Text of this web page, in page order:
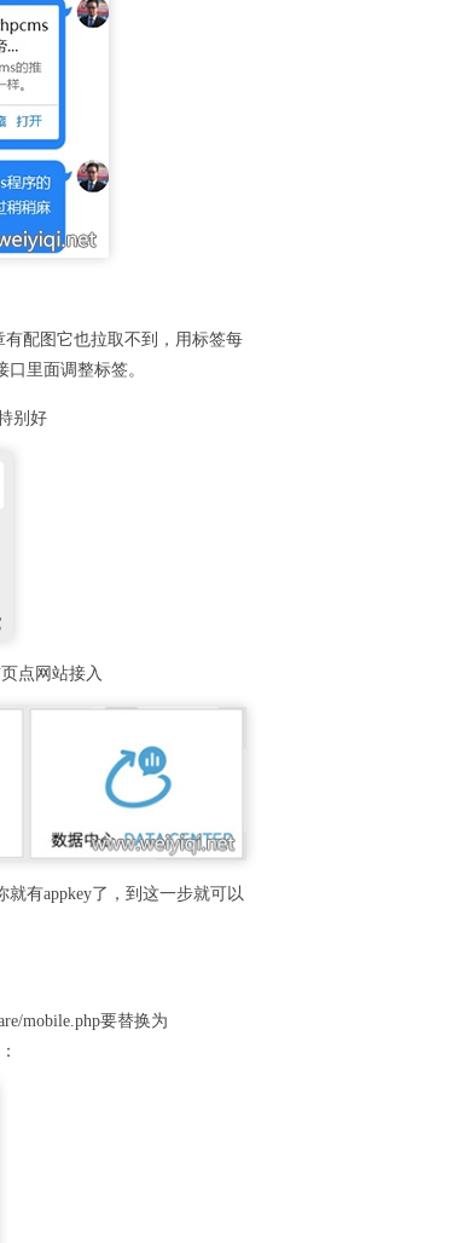
配图它也拉取不到，用标签每
里面调整标签。
别好
点网站接入
有appkey了，到这一步就可以
mobile.php要替换为